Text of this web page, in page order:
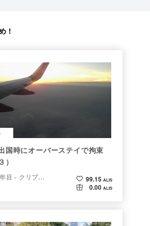
！
国時にオーバーステイで拘束
）
地球放浪２０年目 - クリプトラベラー
99.15 ALIS
0.00 ALIS